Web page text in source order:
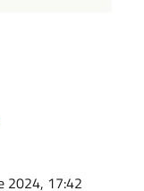
2024, 17:42